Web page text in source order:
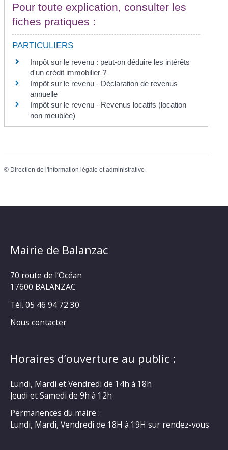
Pour toute explication, consulter les
fiches pratiques :
PARTICULIERS
Impôt sur le revenu : peut-on déduire les intérêts
d'un crédit immobilier ?
Impôt sur le revenu - Déclaration de revenus
annuelle
Impôt sur le revenu - Revenus locatifs (location
non meublée)
© Direction de l'information légale et administrative
Mairie de Balanzac
70 route de l’Océan
17600 BALANZAC
Tél. 05 46 94 72 30
Nous contacter
Horaires d’ouverture au public :
Lundi, Mardi et Vendredi de 14h à 18h
Jeudi et Samedi de 9h à 12h
Permanences du maire :
Lundi, Mardi, Vendredi de 18H à 19H sur rendez-vous